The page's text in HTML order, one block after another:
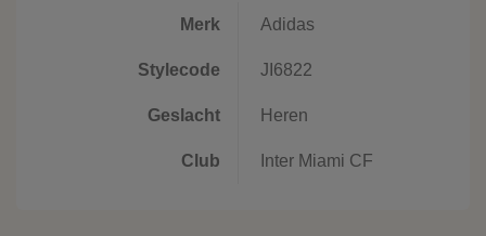
Merk Adidas
Stylecode JI6822
Geslacht Heren
Club Inter Miami CF